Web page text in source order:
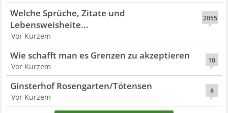
2055
Welche Sprüche, Zitate und
Lebensweisheite...
Vor Kurzem
10
Wie schafft man es Grenzen zu akzeptieren
Vor Kurzem
8
Ginsterhof Rosengarten/Tötensen
Vor Kurzem